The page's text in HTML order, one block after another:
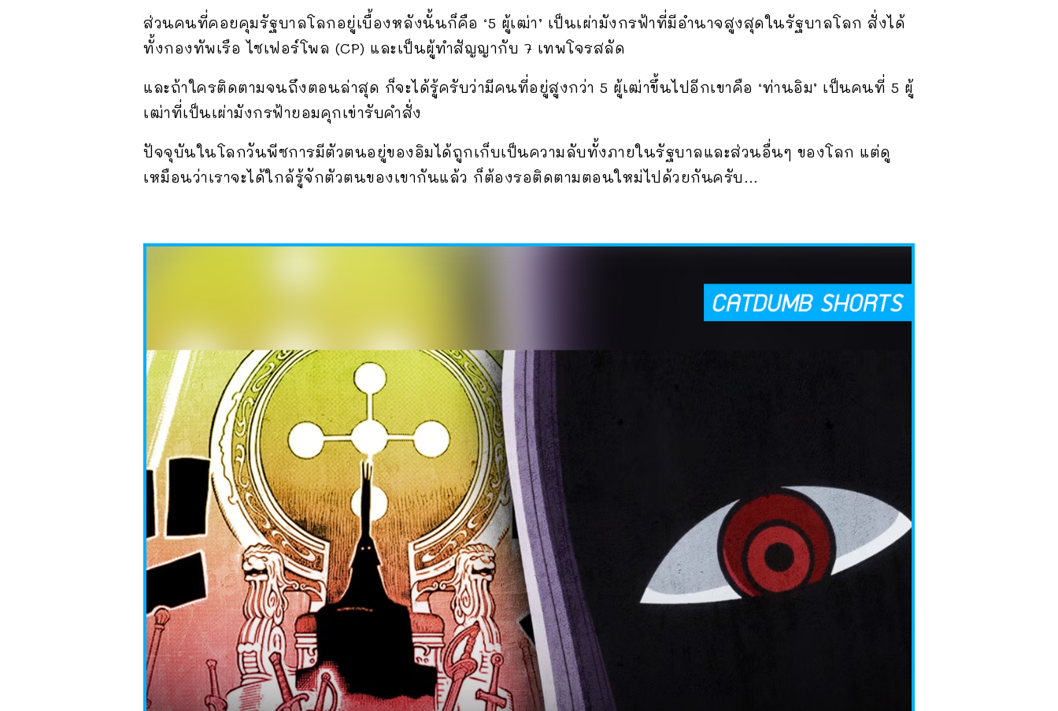
ส่วนคนที่คอยคุมรัฐบาลโลกอยู่เบื้องหลังนั้นก็คือ ‘5 ผู้เฒ่า’ เป็นเผ่ามังกรฟ้าที่มีอำนาจสูงสุดในรัฐบาลโลก สั่งได้
ทั้งกองทัพเรือ ไซเฟอร์โพล (CP) และเป็นผู้ทำสัญญากับ 7 เทพโจรสลัด
และถ้าใครติดตามจนถึงตอนล่าสุด ก็จะได้รู้ครับว่ามีคนที่อยู่สูงกว่า 5 ผู้เฒ่าขึ้นไปอีกเขาคือ ‘ท่านอิม’ เป็นคนที่ 5 ผู้
เฒ่าที่เป็นเผ่ามังกรฟ้ายอมคุกเข่ารับคำสั่ง
ปัจจุบันในโลกวันพีซการมีตัวตนอยู่ของอิมได้ถูกเก็บเป็นความลับทั้งภายในรัฐบาลและส่วนอื่นๆ ของโลก แต่ดู
เหมือนว่าเราจะได้ใกล้รู้จักตัวตนของเขากันแล้ว ก็ต้องรอติดตามตอนใหม่ไปด้วยกันครับ…